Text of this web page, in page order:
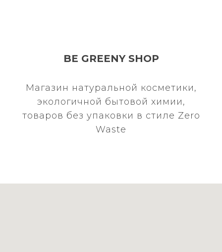
BE GREENY SHOP
Магазин натуральной косметики,
экологичной бытовой химии,
товаров без упаковки в стиле Zero
Waste